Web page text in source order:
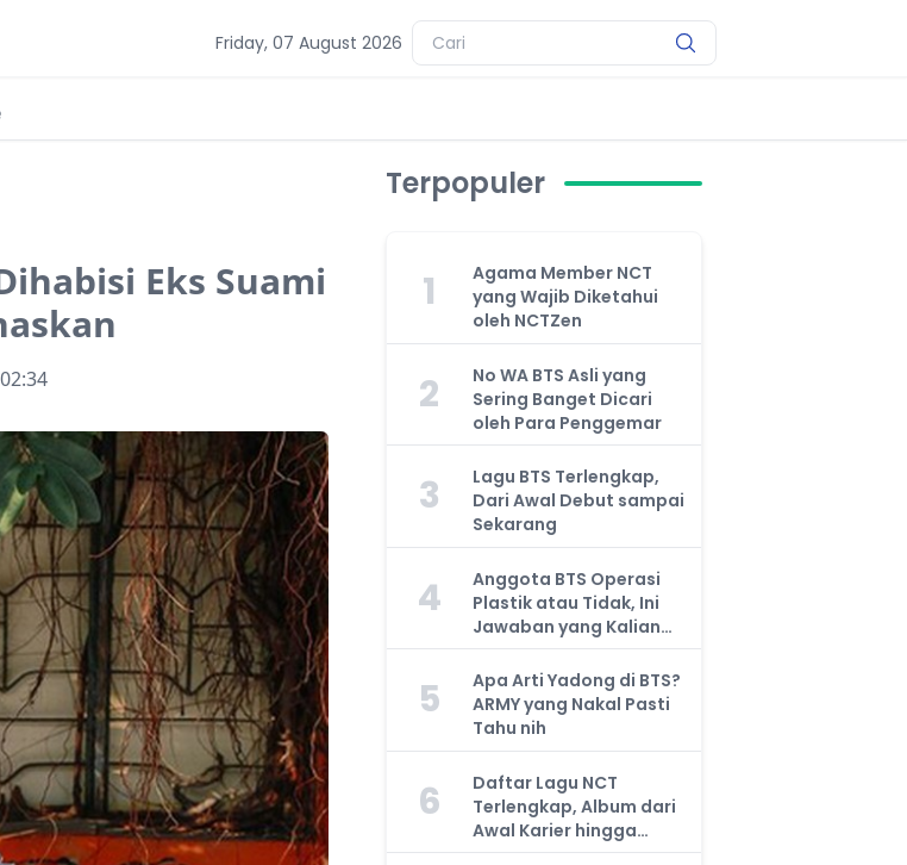
Friday, 07 August 2026
Eks Suami
Terpopuler
1
Agama Member NCT
yang Wajib Diketahui
oleh NCTZen
2
No WA BTS Asli yang
Sering Banget Dicari
oleh Para Penggemar
3
Lagu BTS Terlengkap,
Dari Awal Debut sampai
Sekarang
4
Anggota BTS Operasi
Plastik atau Tidak, Ini
Jawaban yang Kalian
Cari
5
Apa Arti Yadong di BTS?
ARMY yang Nakal Pasti
Tahu nih
6
Daftar Lagu NCT
Terlengkap, Album dari
Awal Karier hingga
Sekarang